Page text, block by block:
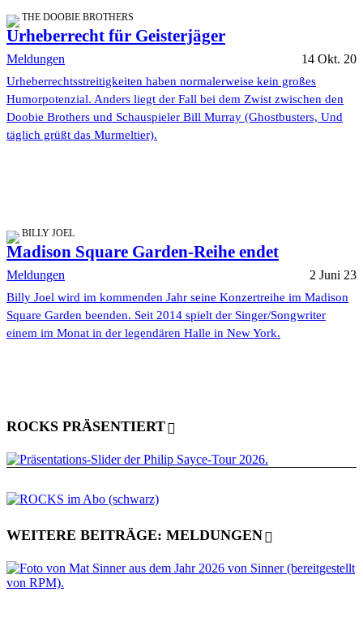
THE DOOBIE BROTHERS
Urheberrecht für Geisterjäger
Meldungen 14 Okt. 20
Urheberrechtsstreitigkeiten haben normalerweise kein großes
Humorpotenzial. Anders liegt der Fall bei dem Zwist zwischen den
Doobie Brothers und Schauspieler Bill Murray (Ghostbusters, Und
täglich grüßt das Murmeltier).
BILLY JOEL
Madison Square Garden-Reihe endet
Meldungen 2 Juni 23
Billy Joel wird im kommenden Jahr seine Konzertreihe im Madison
Square Garden beenden. Seit 2014 spielt der Singer/Songwriter
einem im Monat in der legendären Halle in New York.
ROCKS PRÄSENTIERT
WEITERE BEITRÄGE: MELDUNGEN